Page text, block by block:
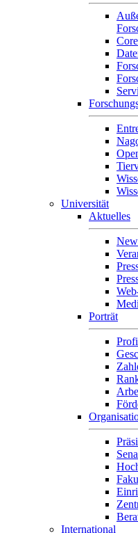
Universität
Aktuelles
Porträt
International